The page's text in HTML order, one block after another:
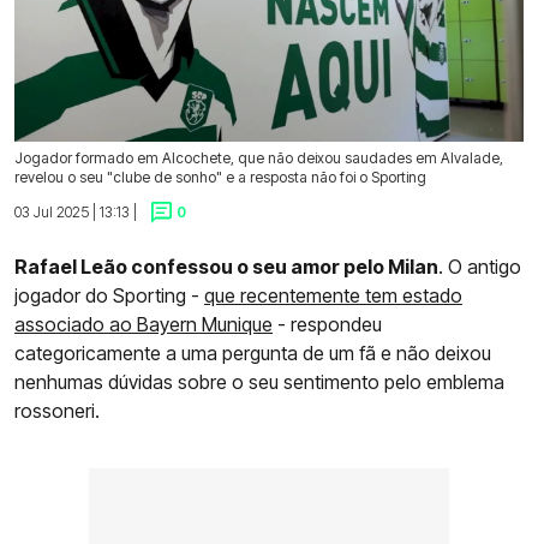
Jogador formado em Alcochete, que não deixou saudades em Alvalade,
revelou o seu "clube de sonho" e a resposta não foi o Sporting
03 Jul 2025 | 13:13 |
0
Rafael Leão confessou o seu amor pelo Milan. O antigo
jogador do Sporting - que recentemente tem estado
associado ao Bayern Munique - respondeu
categoricamente a uma pergunta de um fã e não deixou
nenhumas dúvidas sobre o seu sentimento pelo emblema
rossoneri.